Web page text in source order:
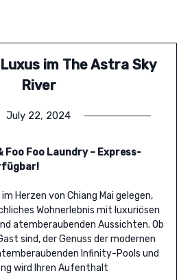
im The Astra Sky
River
July 22, 2024
Foo Foo Laundry – Express-
Herzen von Chiang Mai gelegen,
Wohnerlebnis mit luxuriösen
atemberaubenden Aussichten. Ob
sind, der Genuss der modernen
Infinity-Pools und
wird Ihren Aufenthalt